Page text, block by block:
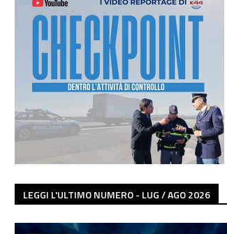
LEGGI L'ULTIMO NUMERO - LUG / AGO 2026